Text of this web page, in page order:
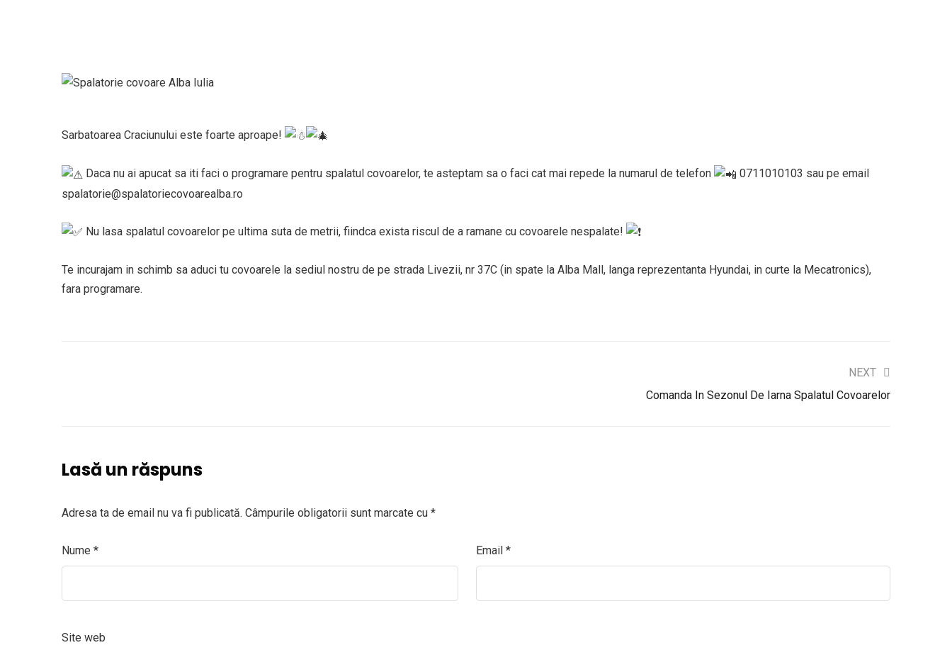
Sarbatoarea Craciunului este foarte aproape!
Daca nu ai apucat sa iti faci o programare pentru spalatul covoarelor, te asteptam sa o faci cat mai repede la numarul de telefon
0711010103 sau pe email
spalatorie@spalatoriecovoarealba.ro
Nu lasa spalatul covoarelor pe ultima suta de metrii, fiindca exista riscul de a ramane cu covoarele nespalate!
Te incurajam in schimb sa aduci tu covoarele la sediul nostru de pe strada Livezii, nr 37C (in spate la Alba Mall, langa reprezentanta Hyundai, in curte la Mecatronics),
fara programare.
NEXT
Comanda In Sezonul De Iarna Spalatul Covoarelor
Lasă un răspuns
Adresa ta de email nu va fi publicată. Câmpurile obligatorii sunt marcate cu *
Nume * Email *
Site web